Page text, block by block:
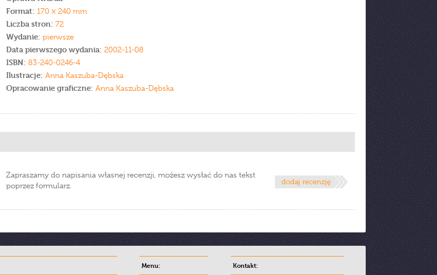
Format: 170 × 240 mm
Liczba stron: 72
Wydanie: pierwsze
Data pierwszego wydania: 2002-11-08
ISBN: 83-240-0246-4
Ilustracje: Anna Kaszuba-Dębska
Opracowanie graficzne: Anna Kaszuba-Dębska
Zapraszamy do napisania własnej recenzji, możesz wysłać do nas tekst
poprzez formularz.
Menu: Kontakt: